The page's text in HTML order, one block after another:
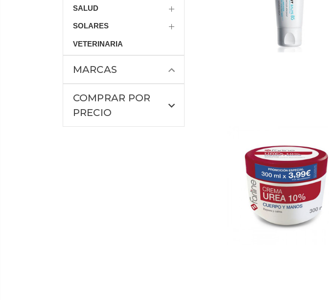
SALUD
SOLARES
VETERINARIA
MARCAS
COMPRAR POR
PRECIO